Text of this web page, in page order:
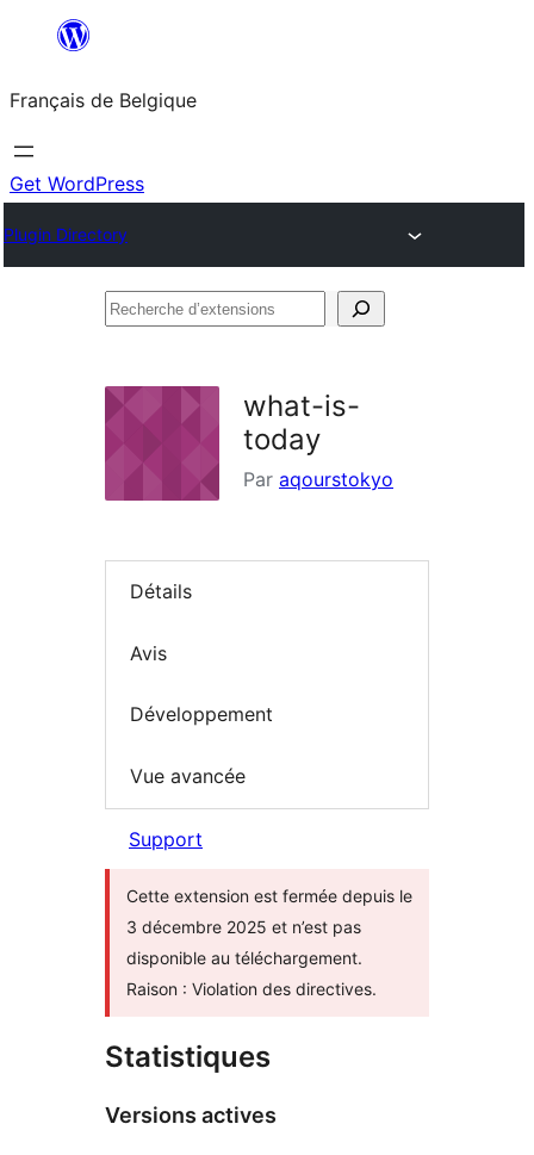
contenu
Français de Belgique
Get WordPress
Plugin Directory
Recherche
what-is-
today
Par aqourstokyo
Détails
Avis
Développement
Vue avancée
Support
Cette extension est fermée depuis le
3 décembre 2025 et n’est pas
disponible au téléchargement.
Raison : Violation des directives.
Statistiques
Versions actives